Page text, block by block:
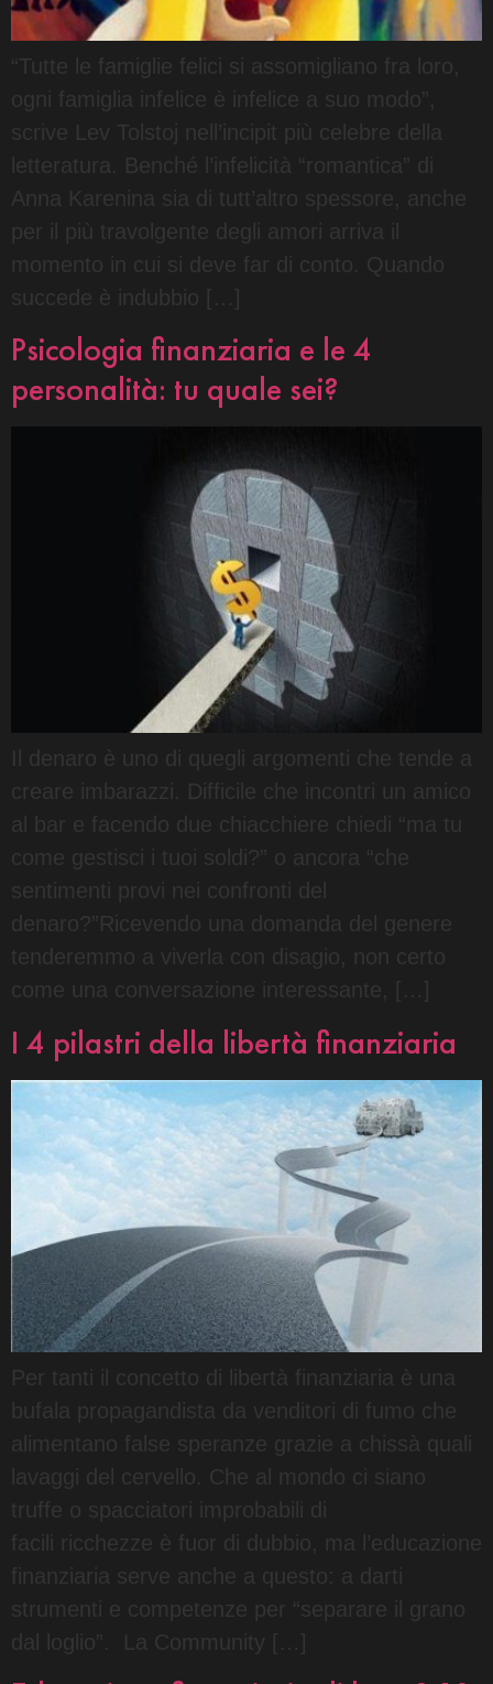
“Tutte le famiglie felici si assomigliano fra loro,
ogni famiglia infelice è infelice a suo modo”,
scrive Lev Tolstoj nell’incipit più celebre della
letteratura. Benché l’infelicità “romantica” di
Anna Karenina sia di tutt’altro spessore, anche
per il più travolgente degli amori arriva il
momento in cui si deve far di conto. Quando
succede è indubbio […]
Psicologia finanziaria e le 4
personalità: tu quale sei?
creare imbarazzi. Difficile che incontri un amico
come gestisci i tuoi soldi?” o ancora “che
sentimenti provi nei confronti del
denaro?”Ricevendo una domanda del genere
tenderemmo a viverla con disagio, non certo
come una conversazione interessante, […]
I 4 pilastri della libertà finanziaria
Per tanti il concetto di libertà finanziaria è una
bufala propagandista da venditori di fumo che
alimentano false speranze grazie a chissà quali
lavaggi del cervello. Che al mondo ci siano
truffe o spacciatori improbabili di
facili ricchezze è fuor di dubbio, ma l’educazione
finanziaria serve anche a questo: a darti
strumenti e competenze per “separare il grano
dal loglio”. La Community […]